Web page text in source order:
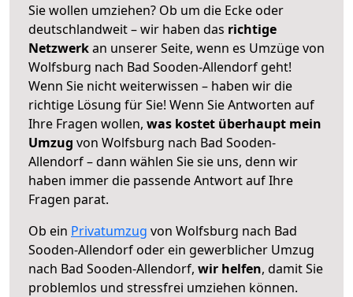
Sie wollen umziehen? Ob um die Ecke oder
deutschlandweit – wir haben das richtige
Netzwerkan unserer Seite, wenn es Umzüge von
Wolfsburg nach Bad Sooden-Allendorf geht!
Wenn Sie nicht weiterwissen – haben wir die
richtige Lösung für Sie! Wenn Sie Antworten auf
Ihre Fragen wollen, was kostet überhaupt mein
Umzug von Wolfsburg nach Bad Sooden-
Allendorf – dann wählen Sie sie uns, denn wir
haben immer die passende Antwort auf Ihre
Fragen parat.
Ob ein Privatumzug von Wolfsburg nach Bad
Sooden-Allendorf oder ein gewerblicher Umzug
nach Bad Sooden-Allendorf, wir helfen, damit Sie
problemlos und stressfrei umziehen können.